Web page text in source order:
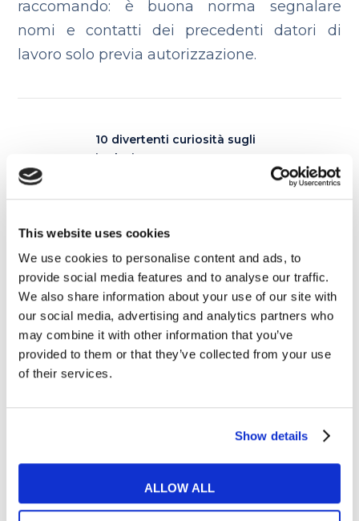
This website uses cookies
We use cookies to personalise content and ads, to
provide social media features and to analyse our traffic.
We also share information about your use of our site with
our social media, advertising and analytics partners who
may combine it with other information that you’ve
provided to them or that they’ve collected from your use
of their services.
Show details
ALLOW ALL
raccomando: è buona norma segnalare
nomi e contatti dei precedenti datori di
lavoro solo previa autorizzazione.
10 divertenti curiosità sugli
inglesi
(alieni) sulla Terra
23 SETTEMBRE 2016
Articoli correlati